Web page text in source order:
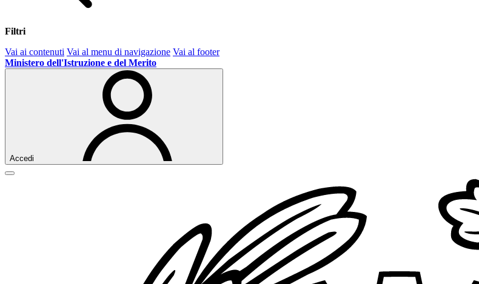
Filtri
Vai ai contenuti Vai al menu di navigazione Vai al footer
Ministero dell'Istruzione e del Merito
Accedi